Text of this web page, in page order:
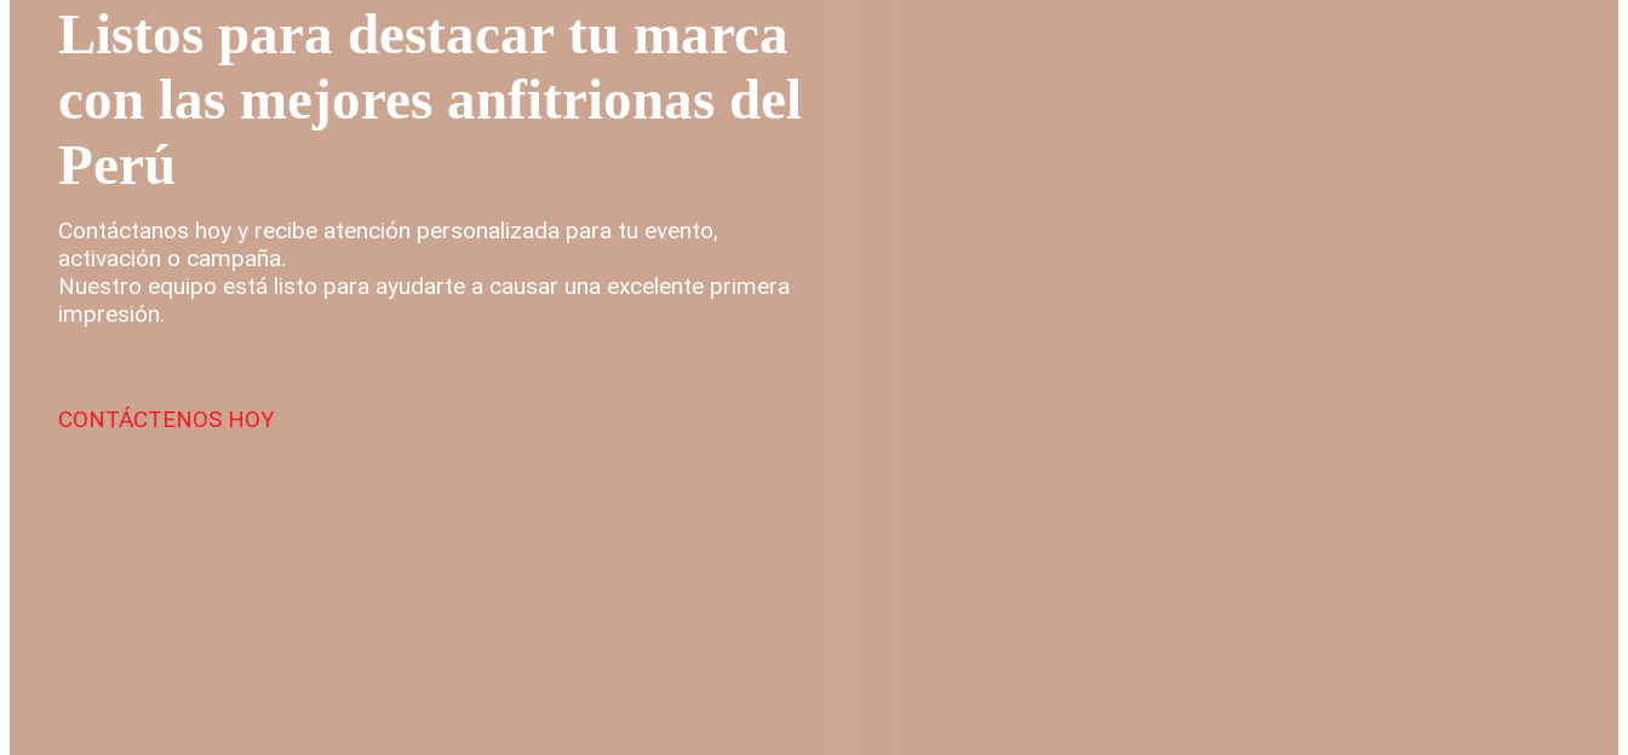
Listos para destacar tu marca
con las mejores anfitrionas del
Perú
Contáctanos hoy y recibe atención personalizada para tu evento,
activación o campaña.
Nuestro equipo está listo para ayudarte a causar una excelente primera
impresión.
CONTÁCTENOS HOY